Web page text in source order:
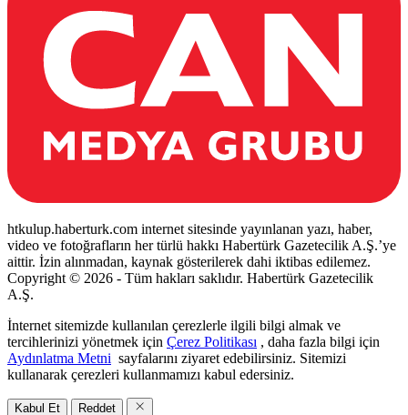
htkulup.haberturk.com internet sitesinde yayınlanan yazı, haber,
video ve fotoğrafların her türlü hakkı Habertürk Gazetecilik A.Ş.’ye
aittir. İzin alınmadan, kaynak gösterilerek dahi iktibas edilemez.
Copyright © 2026 - Tüm hakları saklıdır. Habertürk Gazetecilik
A.Ş.
İnternet sitemizde kullanılan çerezlerle ilgili bilgi almak ve
tercihlerinizi yönetmek için Çerez Politikası , daha fazla bilgi için
Aydınlatma Metni sayfalarını ziyaret edebilirsiniz. Sitemizi
kullanarak çerezleri kullanmamızı kabul edersiniz.
Kabul Et Reddet